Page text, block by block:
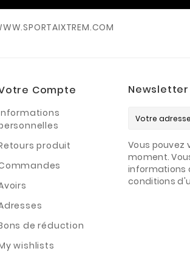
Compte
produit
de réduction
wishlists
Newsletter
Vous pouvez
moment.
informations
conditions